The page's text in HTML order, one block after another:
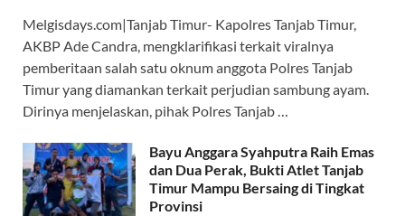
e
b
o
o
k
at
s
A
p
p
e
gr
a
m
itt
er
e
a
ds
Melgisdays.com|Tanjab Timur- Kapolres Tanjab Timur,
AKBP Ade Candra, mengklarifikasi terkait viralnya
pemberitaan salah satu oknum anggota Polres Tanjab
Timur yang diamankan terkait perjudian sambung ayam.
Dirinya menjelaskan, pihak Polres Tanjab …
Bayu Anggara Syahputra Raih Emas
dan Dua Perak, Bukti Atlet Tanjab
Timur Mampu Bersaing di Tingkat
Provinsi